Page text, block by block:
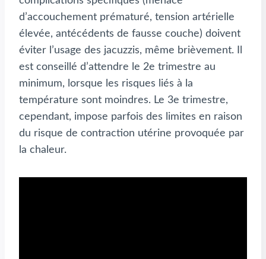
d’accouchement prématuré, tension artérielle
élevée, antécédents de fausse couche) doivent
éviter l’usage des jacuzzis, même brièvement. Il
est conseillé d’attendre le 2e trimestre au
minimum, lorsque les risques liés à la
température sont moindres. Le 3e trimestre,
cependant, impose parfois des limites en raison
du risque de contraction utérine provoquée par
la chaleur.